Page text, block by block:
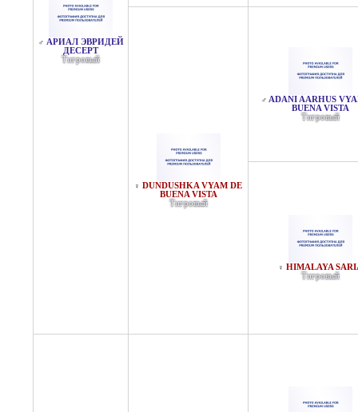
♂ АРИАЛ ЭВРИДЕЙ
ДЕСЕРТ
Тигровый
♀ DUNDUSHKA VYAM DE
BUENA VISTA
Тигровый
♂ ADANI AARHUS
BUENA VISTA
Тигровый
♀ HIMALAYA
Тигровый